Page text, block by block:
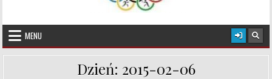
UKS Hubal Białystok
MENU
Dzień: 2015-02-06